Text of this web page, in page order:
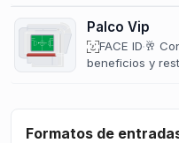
Palco Vip
FACE ID 🥂
beneficios y
Formatos de